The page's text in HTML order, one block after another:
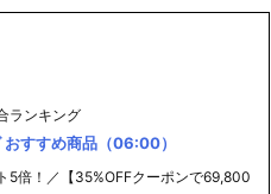
ランキング
すすめ商品（06:00）
5倍！／【35%OFFクーポンで69,800